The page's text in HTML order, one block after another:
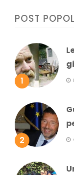
POST
1
2